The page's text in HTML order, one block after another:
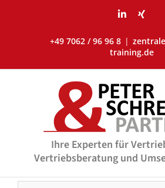
LinkedIn
Xing
+49 7062 / 96 96 8 |
training.de
Ihre Experten für
Vertriebsberatung und